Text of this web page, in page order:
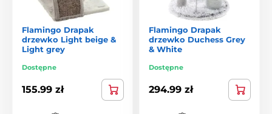
Flamingo Drapak
drzewko Light beige &
Light grey
Dostępne
155.99 zł
Flamingo Drapak
drzewko Duchess Grey
& White
Dostępne
294.99 zł